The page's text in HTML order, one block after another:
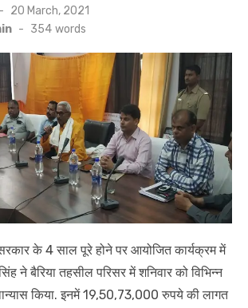
Posted
on
20 March, 2021
- 354 words
सरकार के 4 साल पूरे होने पर आयोजित कार्यक्रम में
ने बैरिया तहसील परिसर में शनिवार को विभिन्न
किया. इनमें 19,50,73,000 रुपये की लागत